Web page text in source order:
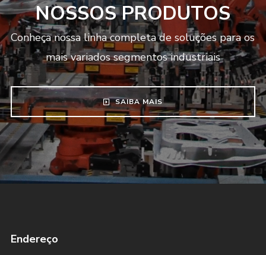
NOSSOS PRODUTOS
Conheça nossa linha completa de soluções para os
mais variados segmentos industriais
SAIBA MAIS
Endereço